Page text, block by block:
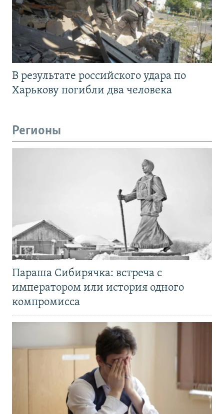
В результате российского удара по
Харькову погибли два человека
Регионы
Параша Сибирячка: встреча с
императором или история одного
компромисса